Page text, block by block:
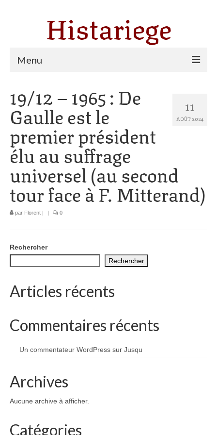
Histariege
Menu
Thèmes
Agriculture, forêt et pastoralisme
Pastoralisme
Cartulaire de Saint Sernin
Catharisme
1302 à 1499
1505 à 1589
1595 à 1693
1800 à 1899
1901 à 1948
Diocèses et évêques
Histoire Générale du Languedoc
HGL: 498 à 1095
11
AOÛT 2024
19/12 – 1965 : De
Gaulle est le
premier président
élu au suffrage
universel (au second
tour face à F. Mitterand)
par Florent | | 0
Rechercher
Rechercher
Articles récents
Commentaires récents
Un commentateur WordPress sur Jusqu
Archives
Aucune archive à afficher.
Catégories